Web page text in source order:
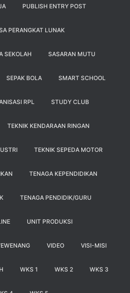
PUBLISH ENTRY POST
PERANGKAT LUNAK
SEKOLAH SASARAN MUTU
SEPAK BOLA SMART SCHOOL
RPL STUDY CLUB
TEKNIK KENDARAAN RINGAN
TEKNIK SEPEDA MOTOR
TENAGA KEPENDIDIKAN
TENAGA PENDIDIK/GURU
UNIT PRODUKSI
VIDEO VISI-MISI
WKS 1 WKS 2 WKS 3